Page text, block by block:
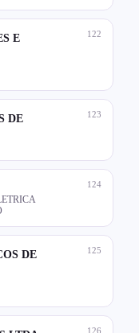
122
E
123
DE
124
125
DE
126